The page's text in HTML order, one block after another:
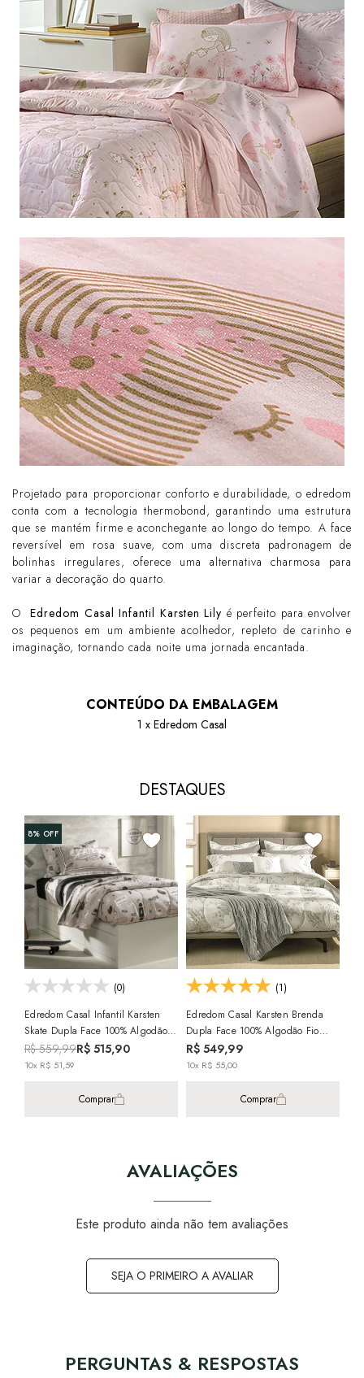
Projetado para proporcionar conforto e durabilidade, o edredom
conta com a tecnologia thermobond, garantindo uma estrutura
que se mantém firme e aconchegante ao longo do tempo. A face
reversível em rosa suave, com uma discreta padronagem de
bolinhas irregulares, oferece uma alternativa charmosa para
variar a decoração do quarto.
O Edredom Casal Infantil Karsten Lily é perfeito para envolver
os pequenos em um ambiente acolhedor, repleto de carinho e
imaginação, tornando cada noite uma jornada encantada.
CONTEÚDO DA EMBALAGEM
1 x Edredom Casal
DESTAQUES
8% OFF
(0)
Edredom Casal Infantil Karsten
Skate Dupla Face 100% Algodão
Percal 200 Fios
R$ 559,99R$ 515,90
10x R$ 51,59
Comprar
(1)
Edredom Casal Karsten Brenda
Dupla Face 100% Algodão Fio
Penteado Percal 200 Fios
R$ 549,99
10x R$ 55,00
Comprar
AVALIAÇÕES
Este produto ainda não tem avaliações
SEJA O PRIMEIRO A AVALIAR
PERGUNTAS & RESPOSTAS